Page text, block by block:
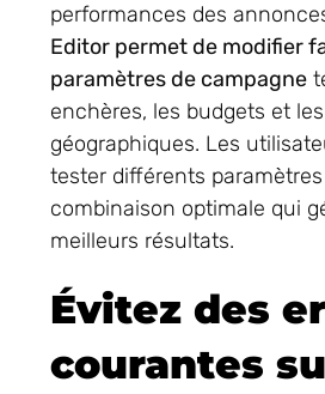
performances des
Editor permet de modifier
paramètres de campagne
enchères, les budgets et
géographiques. Les
tester différents
combinaison optimale qui
meilleurs résultats.
Évitez des
courantes